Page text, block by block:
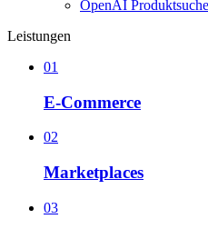
OpenAI Produktsuche
Leistungen
01
E-Commerce
02
Marketplaces
03